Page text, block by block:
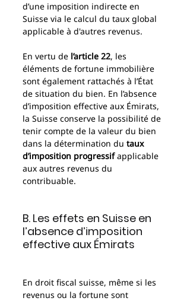
d’une imposition indirecte en
Suisse via le calcul du taux global
applicable à d'autres revenus.
En vertu de l’article 22, les
éléments de fortune immobilière
sont également rattachés à l’État
de situation du bien. En l’absence
d’imposition effective aux Émirats,
la Suisse conserve la possibilité de
tenir compte de la valeur du bien
dans la détermination du taux
d’imposition progressif applicable
aux autres revenus du
contribuable.
B. Les effets en Suisse en
l’absence d’imposition
effective aux Émirats
En droit fiscal suisse, même si les
revenus ou la fortune sont